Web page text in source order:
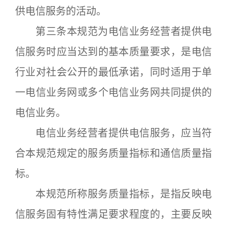
供电信服务的活动。
第三条本规范为电信业务经营者提供电
信服务时应当达到的基本质量要求，是电信
行业对社会公开的最低承诺，同时适用于单
一电信业务网或多个电信业务网共同提供的
电信业务。
电信业务经营者提供电信服务，应当符
合本规范规定的服务质量指标和通信质量指
标。
本规范所称服务质量指标，是指反映电
信服务固有特性满足要求程度的，主要反映